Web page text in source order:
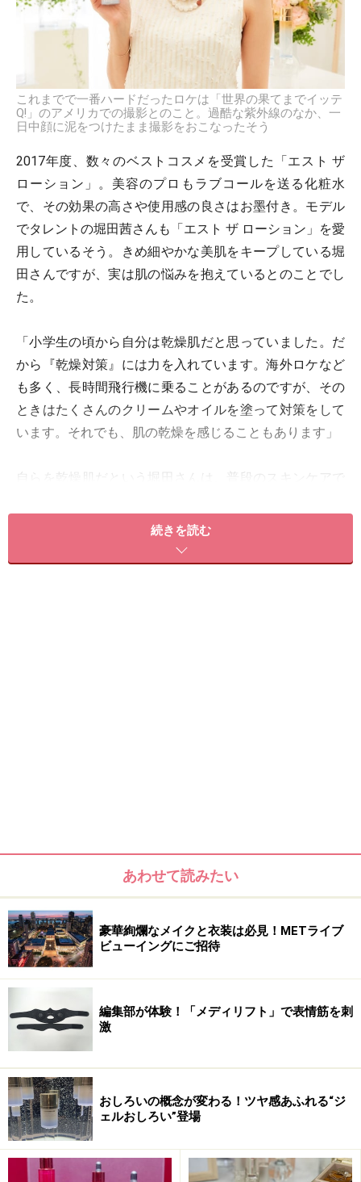
これまでで一番ハードだったロケは「世界の果てまでイッテ
Q!」のアメリカでの撮影とのこと。過酷な紫外線のなか、一
日中顔に泥をつけたまま撮影をおこなったそう
2017年度、数々のベストコスメを受賞した「エスト ザ
ローション」。美容のプロもラブコールを送る化粧水
で、その効果の高さや使用感の良さはお墨付き。モデル
でタレントの堀田茜さんも「エスト ザ ローション」を愛
用しているそう。きめ細やかな美肌をキープしている堀
田さんですが、実は肌の悩みを抱えているとのことでし
た。
「小学生の頃から自分は乾燥肌だと思っていました。だ
から『乾燥対策』には力を入れています。海外ロケなど
も多く、長時間飛行機に乗ることがあるのですが、その
ときはたくさんのクリームやオイルを塗って対策をして
います。それでも、肌の乾燥を感じることもあります」
自らを乾燥肌だという堀田さんは、普段のスキンケアで
水の選び方にはこだわりがありました。
「化粧水をつけたときに、肌に浸透しているのが分かる
ン」の魅力
とろみのあるテクスチャーだが、肌にすっと馴染むので使い
やすい
過酷な乾燥でもうるおい肌をキープする「エスト ザ ロー
ション」。砂漠の塩湖でも生き抜くの生物が生み出す
「エクトイン」という成分が、乾燥ケアのキーポイント
となっています。エクトインを化粧水に配合すること
で、多くのうるおいを抱え込み、逃げにくい処方に。
実際に、湿度16％と過酷な乾燥地帯の砂漠で保湿力の実
験を行ったそうです。肌に「エスト ザ ローション」のみ
続きを読む
あわせて読みたい
豪華絢爛なメイクと衣装は必見！METライブ
ビューイングにご招待
編集部が体験！「メディリフト」で表情筋を刺
激
おしろいの概念が変わる！ツヤ感あふれる“ジ
ェルおしろい”登場